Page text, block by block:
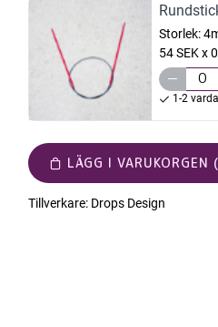
Storlek:
54 SEK x 0
1-2
LÄGG I VARUKORGEN
Tillverkare: Drops Design